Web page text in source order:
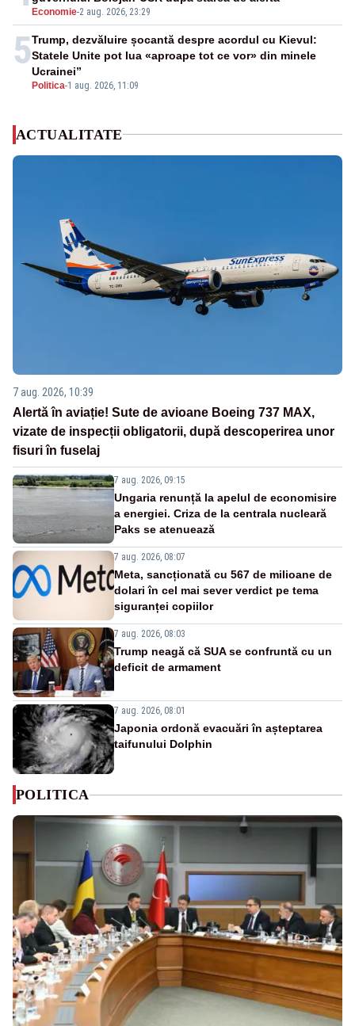
Economie-2 aug. 2026, 23:29
5
Politica-1 aug. 2026, 11:09
Trump, dezvăluire șocantă despre acordul cu Kievul:
Statele Unite pot lua «aproape tot ce vor» din minele
Ucrainei”
ACTUALITATE
7 aug. 2026, 10:39
Alertă în aviație! Sute de avioane Boeing 737 MAX,
vizate de inspecții obligatorii, după descoperirea unor
fisuri în fuselaj
7 aug. 2026, 09:15
Ungaria renunță la apelul de economisire
a energiei. Criza de la centrala nucleară
Paks se atenuează
7 aug. 2026, 08:07
Meta, sancționată cu 567 de milioane de
dolari în cel mai sever verdict pe tema
siguranței copiilor
7 aug. 2026, 08:03
Trump neagă că SUA se confruntă cu un
deficit de armament
7 aug. 2026, 08:01
Japonia ordonă evacuări în așteptarea
taifunului Dolphin
POLITICA